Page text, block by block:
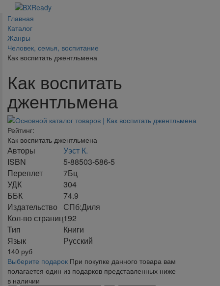
Главная
Каталог
Жанры
Человек, семья, воспитание
Как воспитать джентльмена
Как воспитать
джентльмена
Рейтинг:
Как воспитать джентльмена
Авторы
Уэст К.
ISBN
5-88503-586-5
Переплет
7Бц
УДК
304
ББК
74.9
Издательство
СПб:Диля
Кол-во страниц192
Тип
Книги
Язык
Русский
140 руб
Выберите подарок При покупке данного товара вам
полагается один из подарков представленных ниже
в наличии